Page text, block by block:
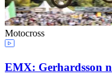
Motocross
EMX: Gerhardsson